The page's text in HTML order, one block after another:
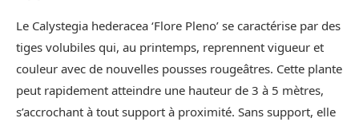
Le Calystegia hederacea ‘Flore Pleno’ se caractérise par des
tiges volubiles qui, au printemps, reprennent vigueur et
couleur avec de nouvelles pousses rougeâtres. Cette plante
peut rapidement atteindre une hauteur de 3 à 5 mètres,
s’accrochant à tout support à proximité. Sans support, elle